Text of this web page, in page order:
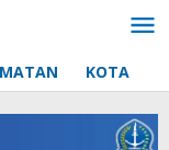
KOTA